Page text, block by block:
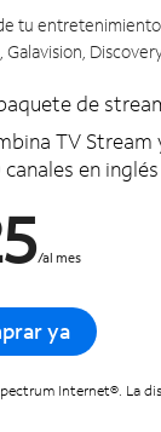
tu
Galavision,
de
TV
canales en
/al mes
ya
Internet®. La